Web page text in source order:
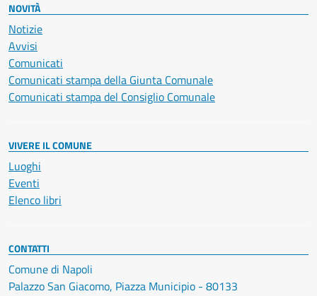
NOVITÀ
Notizie
Avvisi
Comunicati
Comunicati stampa della Giunta Comunale
Comunicati stampa del Consiglio Comunale
VIVERE IL COMUNE
Luoghi
Eventi
Elenco libri
CONTATTI
Comune di Napoli
Palazzo San Giacomo, Piazza Municipio - 80133